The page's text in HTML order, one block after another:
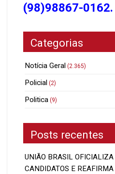
(98)98867-0162.
Categorias
Notícia Geral (2.365)
Policial (2)
Politica (9)
Posts recentes
UNIÃO BRASIL OFICIALIZA
CANDIDATOS E